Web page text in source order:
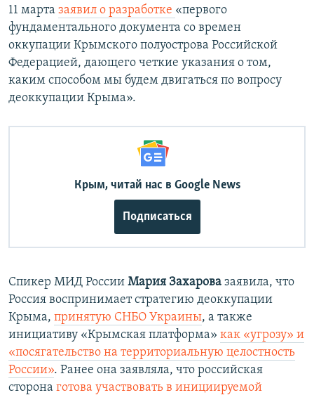
11 марта заявил о разработке «первого
фундаментального документа со времен
оккупации Крымского полуострова Российской
Федерацией, дающего четкие указания о том,
каким способом мы будем двигаться по вопросу
деоккупации Крыма».
Крым, читай нас в Google News
Подписаться
Спикер МИД России Мария Захарова заявила, что
Россия воспринимает стратегию деоккупации
Крыма, принятую СНБО Украины, а также
инициативу «Крымская платформа» как «угрозу» и
«посягательство на территориальную целостность
России». Ранее она заявляла, что российская
сторона готова участвовать в инициируемой